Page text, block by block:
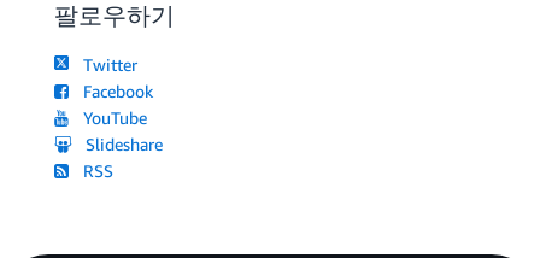
팔로우하기
Twitter
Facebook
YouTube
Slideshare
RSS